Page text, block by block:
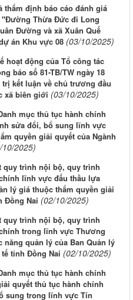
thẩm định báo cáo đánh giá
Thừa Đức đi Long
Đường và xã Xuân Quế
án Khu vực 08 (03/10/2025)
hoạt động của Tổ công tác
báo số 81-TB/TW ngày 18
trị kết luận về chủ trương đầu
xã biên giới (03/10/2025)
mục thủ tục hành chính
sửa đổi, bổ sung lĩnh vực
quyền giải quyết của Ngành
10/2025)
quy trình nội bộ, quy trình
lĩnh vực đấu thầu lựa
lý giá thuộc thẩm quyền giải
Đồng Nai (02/10/2025)
quy trình nội bộ, quy trình
trong lĩnh vực Thương
quản lý của Ban Quản lý
tỉnh Đồng Nai (02/10/2025)
mục thủ tục hành chính
quyết thủ tục hành chính
sung trong lĩnh vực Tín